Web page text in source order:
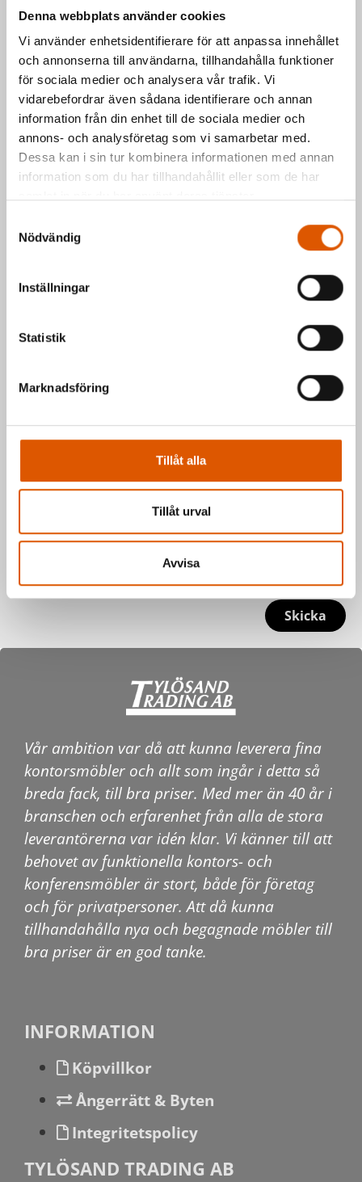
Denna webbplats använder cookies
Vi använder enhetsidentifierare för att anpassa innehållet
och annonserna till användarna, tillhandahålla funktioner
för sociala medier och analysera vår trafik. Vi
vidarebefordrar även sådana identifierare och annan
information från din enhet till de sociala medier och
annons- och analysföretag som vi samarbetar med.
Dessa kan i sin tur kombinera informationen med annan
information som du har tillhandahållit eller som de har
Nödvändig
Inställningar
Statistik
Marknadsföring
Tillåt alla
Tillåt urval
Avvisa
Har du frågor om våra produkter
eller vill du prata med en säljare?
Kontakta oss via formuläret eller direkt, så
hör vi av oss så fort vi kan.
Johan Olander e-posteller telefon 035-
2953811
Mattias Högberge-posteller telefon 035-
Hälsningar Johan & Mattias
Skicka
Vår ambition var då att kunna leverera fina
kontorsmöbler och allt som ingår i detta så
breda fack, till bra priser. Med mer än 40 år i
branschen och erfarenhet från alla de stora
leverantörerna var idén klar. Vi känner till att
behovet av funktionella kontors- och
konferensmöbler är stort, både för företag
och för privatpersoner. Att då kunna
tillhandahålla nya och begagnade möbler till
bra priser är en god tanke.
INFORMATION
Köpvillkor
Ångerrätt & Byten
Integritetspolicy
TYLÖSAND TRADING AB